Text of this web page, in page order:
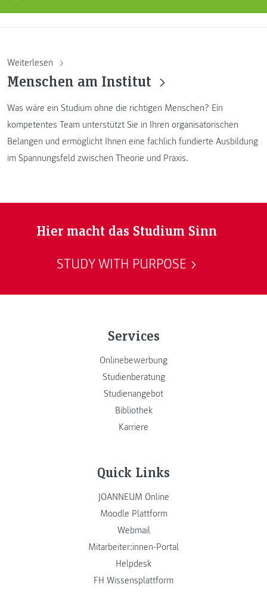
Weiterlesen
Menschen am Institut
Was wäre ein Studium ohne die richtigen Menschen? Ein
kompetentes Team unterstützt Sie in Ihren organisatorischen
Belangen und ermöglicht Ihnen eine fachlich fundierte Ausbildung
im Spannungsfeld zwischen Theorie und Praxis.
Hier macht das Studium Sinn
STUDY WITH PURPOSE
Services
Onlinebewerbung
Studienberatung
Studienangebot
Bibliothek
Karriere
Quick Links
JOANNEUM Online
Moodle Plattform
Webmail
Mitarbeiter:innen-Portal
Helpdesk
FH Wissensplattform